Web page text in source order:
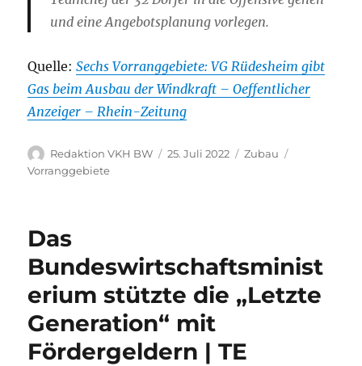
und eine Angebotsplanung vorlegen.
Quelle:Sechs Vorranggebiete: VG Rüdesheim gibt
Gas beim Ausbau der Windkraft – Oeffentlicher
Anzeiger – Rhein-Zeitung
Autor
Redaktion VKH BW
Veröffentlicht
25. Juli 2022 Kategorien
Zubau
Vorranggebiete
Das
Bundeswirtschaftsminist
erium stützte die „Letzte
Generation“ mit
Fördergeldern | TE